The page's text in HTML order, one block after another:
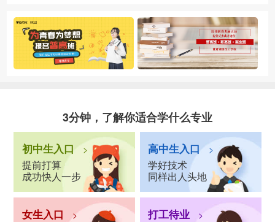
3分钟，了解你适合学什么专业
初中生入口 >
提前打算
成功快人一步
高中生入口 >
学好技术
同样出人头地
女生入口 > 打工待业 >